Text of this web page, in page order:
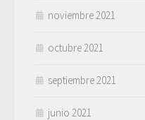
noviembre 2021
octubre 2021
septiembre 2021
junio 2021